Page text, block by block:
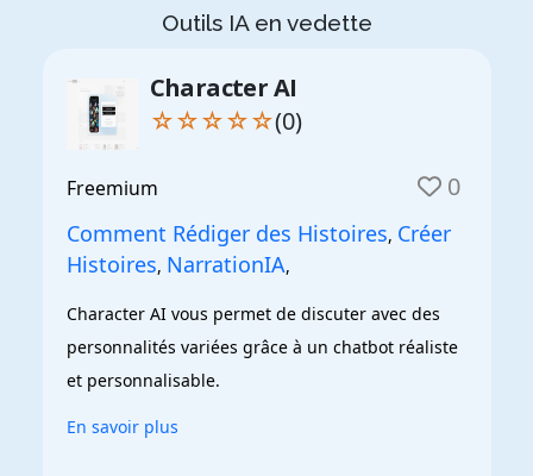
Outils IA en vedette
Character AI
☆☆☆☆☆(0)
Freemium 0
Comment Rédiger des Histoires, Créer
Histoires, NarrationIA,
Character AI vous permet de discuter avec des
personnalités variées grâce à un chatbot réaliste
et personnalisable.
En savoir plus